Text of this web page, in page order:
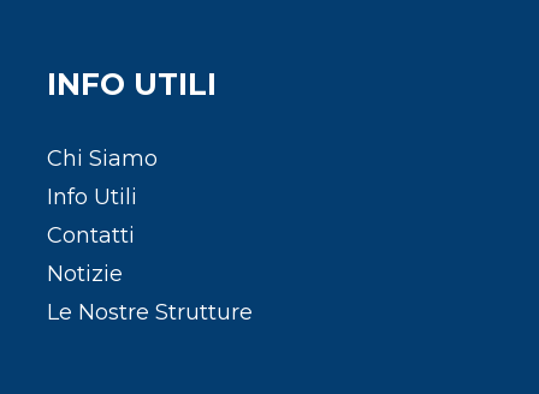
INFO UTILI
Chi Siamo
Info Utili
Contatti
Notizie
Le Nostre Strutture